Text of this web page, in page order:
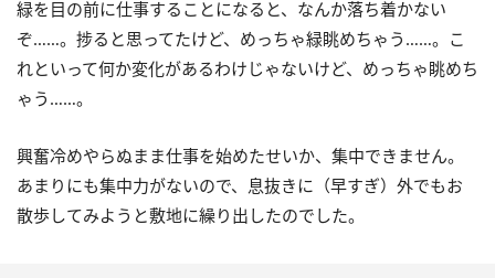
緑を目の前に仕事することになると、なんか落ち着かない
ぞ……。捗ると思ってたけど、めっちゃ緑眺めちゃう……。こ
れといって何か変化があるわけじゃないけど、めっちゃ眺めち
ゃう……。
興奮冷めやらぬまま仕事を始めたせいか、集中できません。
あまりにも集中力がないので、息抜きに（早すぎ）外でもお
散歩してみようと敷地に繰り出したのでした。